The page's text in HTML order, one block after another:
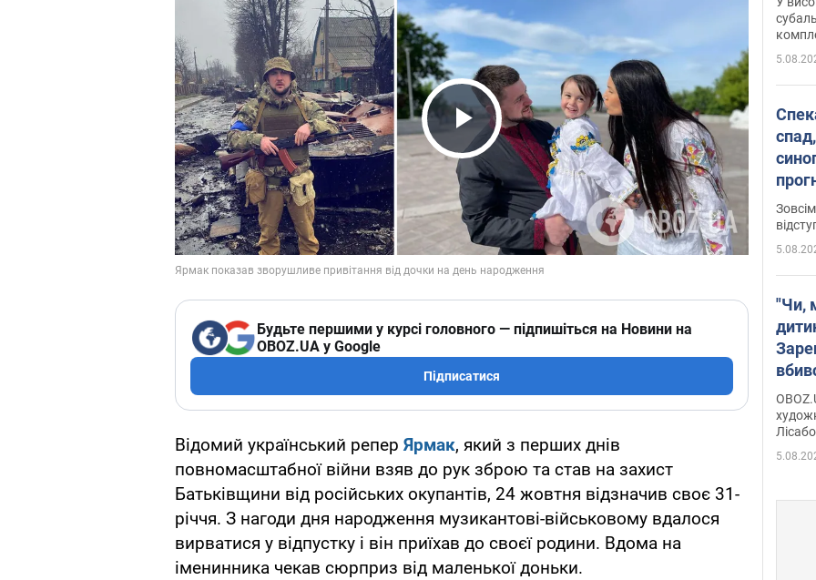
Play Video
Будьте першими у курсі головного — підпишіться на Новини на
OBOZ.UA у Google
Підписатися
Відомий український репер Ярмак, який з перших днів
повномасштабної війни взяв до рук зброю та став на захист
Батьківщини від російських окупантів, 24 жовтня відзначив своє 31-
річчя. З нагоди дня народження музикантові-військовому вдалося
вирватися у відпустку і він приїхав до своєї родини. Вдома на
іменинника чекав сюрприз від маленької доньки.
"Чи,
в